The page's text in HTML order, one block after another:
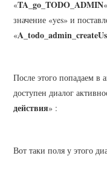
«TA_go_TODO_ADMIN
значение «yes» и
«
После этого попадаем в
доступен диалог
действия» :
Вот таки поля у этого